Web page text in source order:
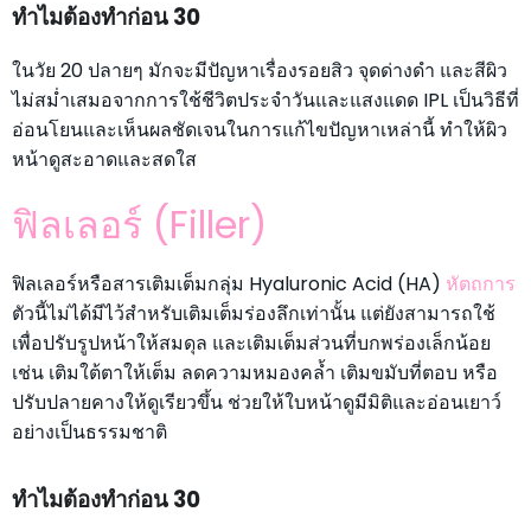
ทำไมต้องทำก่อน 30
ในวัย 20 ปลายๆ มักจะมีปัญหาเรื่องรอยสิว จุดด่างดำ และสีผิว
ไม่สม่ำเสมอจากการใช้ชีวิตประจำวันและแสงแดด IPL เป็นวิธีที่
อ่อนโยนและเห็นผลชัดเจนในการแก้ไขปัญหาเหล่านี้ ทำให้ผิว
หน้าดูสะอาดและสดใส
ฟิลเลอร์ (Filler)
ฟิลเลอร์หรือสารเติมเต็มกลุ่ม Hyaluronic Acid (HA) หัตถการ
ตัวนี้ไม่ได้มีไว้สำหรับเติมเต็มร่องลึกเท่านั้น แต่ยังสามารถใช้
เพื่อปรับรูปหน้าให้สมดุล และเติมเต็มส่วนที่บกพร่องเล็กน้อย
เช่น เติมใต้ตาให้เต็ม ลดความหมองคล้ำ เติมขมับที่ตอบ หรือ
ปรับปลายคางให้ดูเรียวขึ้น ช่วยให้ใบหน้าดูมีมิติและอ่อนเยาว์
อย่างเป็นธรรมชาติ
ทำไมต้องทำก่อน 30